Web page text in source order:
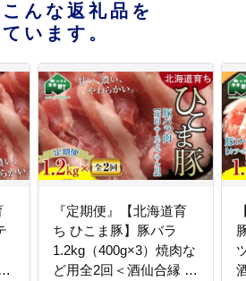
んな返礼品を
ています。
『定期便』【北海道育
ち ひこま豚】豚バラ
1.2kg（400g×3）焼肉な
ど用全2回＜酒仙合縁 百